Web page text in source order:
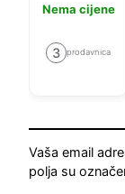
Nema cijene
3 prodavnica
Vaša email
polja su